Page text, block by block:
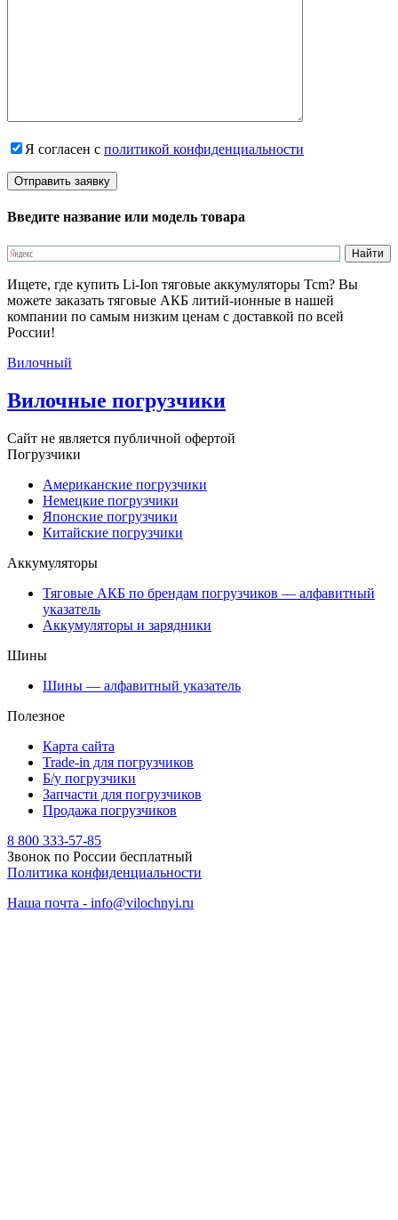
Я согласен с политикой конфиденциальности
Введите название или модель товара
Ищете, где купить Li-Ion тяговые аккумуляторы Tcm? Вы
можете заказать тяговые АКБ литий-ионные в нашей
компании по самым низким ценам с доставкой по всей
России!
Вилочный
Вилочные погрузчики
Сайт не является публичной офертой
Погрузчики
Американские погрузчики
Немецкие погрузчики
Японские погрузчики
Китайские погрузчики
Аккумуляторы
Тяговые АКБ по брендам погрузчиков — алфавитный
указатель
Аккумуляторы и зарядники
Шины
Шины — алфавитный указатель
Полезное
Карта сайта
Trade-in для погрузчиков
Б/у погрузчики
Запчасти для погрузчиков
Продажа погрузчиков
8 800 333-57-85
Звонок по России бесплатный
Политика конфиденциальности
Наша почта - info@vilochnyi.ru